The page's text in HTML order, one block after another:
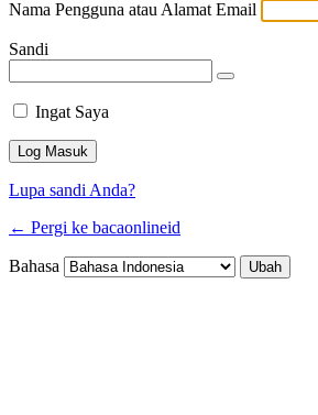
Nama Pengguna atau Alamat Email
Sandi
Ingat Saya
Lupa sandi Anda?
← Pergi ke bacaonlineid
Bahasa